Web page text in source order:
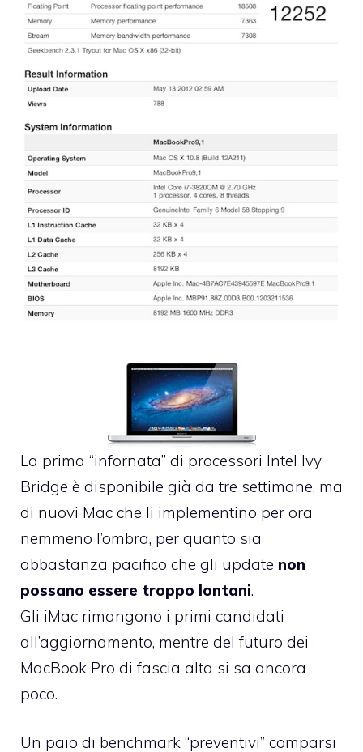
La prima “infornata” di processori Intel Ivy
Bridge è disponibile già da tre settimane, ma
di nuovi Mac che li implementino per ora
nemmeno l’ombra, per quanto sia
abbastanza pacifico che gli update non
possano essere troppo lontani.
Gli iMac rimangono i primi candidati
all’aggiornamento, mentre del futuro dei
MacBook Pro di fascia alta si sa ancora
poco.
Un paio di benchmark “preventivi” comparsi